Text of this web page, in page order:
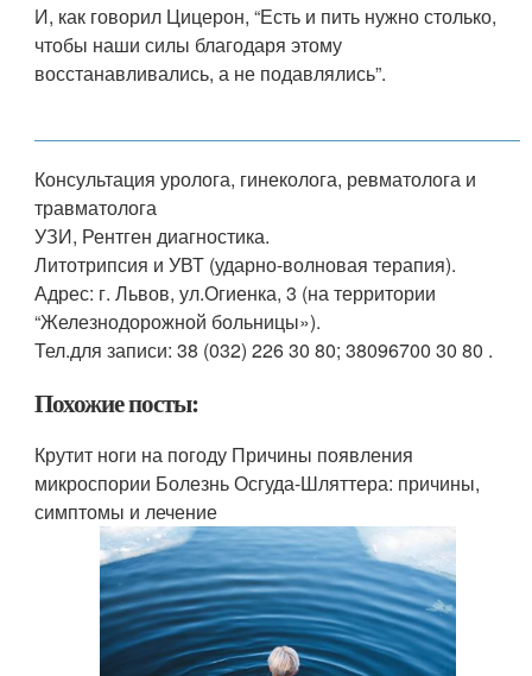
И, как говорил Цицерон, “Есть и пить нужно столько,
чтобы наши силы благодаря этому
восстанавливались, а не подавлялись”.
Консультация уролога, гинеколога, ревматолога и
травматолога
УЗИ, Рентген диагностика.
Литотрипсия и УВТ (ударно-волновая терапия).
Адрес: г. Львов, ул.Огиенка, 3 (на территории
“Железнодорожной больницы»).
Тел.для записи: 38 (032) 226 30 80; 38096700 30 80 .
Похожие посты:
Крутит ноги на погоду Причины появления
микроспории Болезнь Осгуда-Шляттера: причины,
симптомы и лечение